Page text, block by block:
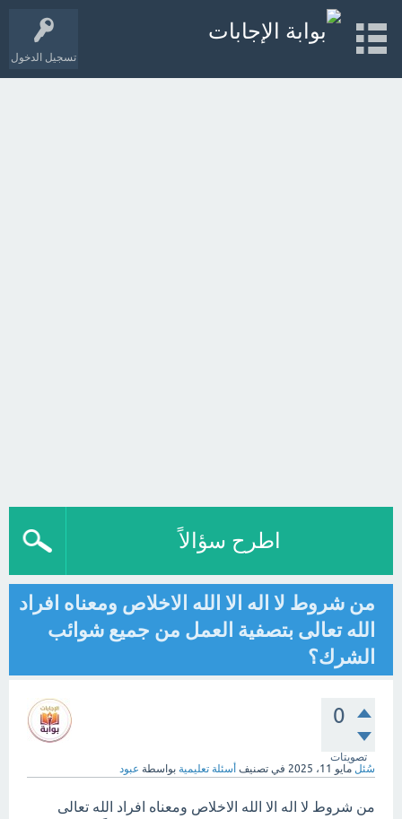
تسجيل الدخول
اطرح سؤالاً
من شروط لا اله الا الله الاخلاص ومعناه افراد
الله تعالى بتصفية العمل من جميع شوائب
الشرك؟
0
تصويتات
سُئل مايو 11، 2025 في تصنيف أسئلة تعليمية بواسطة عبود
من شروط لا اله الا الله الاخلاص ومعناه افراد الله تعالى